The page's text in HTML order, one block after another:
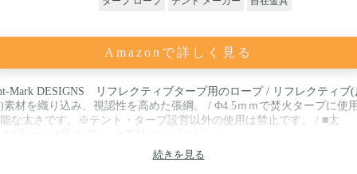
Amazonで詳しく見る
Mark DESIGNS リフレクティブタープ用のロープ / リフレクティブ(
素材を織り込み、視認性を高めた張綱。 / Φ4.5ｍｍで焚火タープに使用
な太さです。※テント・タープ設営以外の使用は禁止です。 / ■太
続きを見る